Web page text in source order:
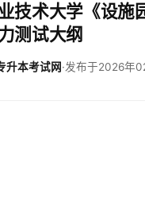
技术大学《设施
测试大纲
升本考试网·发布于2026年